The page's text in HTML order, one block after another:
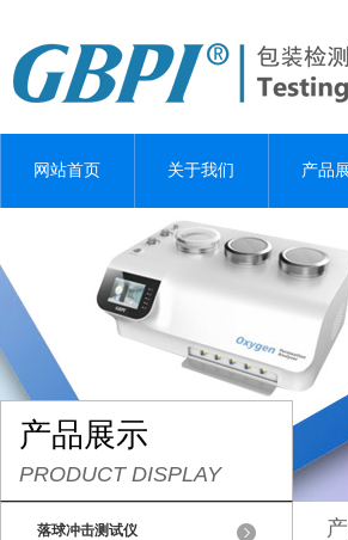
网站首页 关于我们 产品
产品展示
PRODUCT DISPLAY
落球冲击测试仪